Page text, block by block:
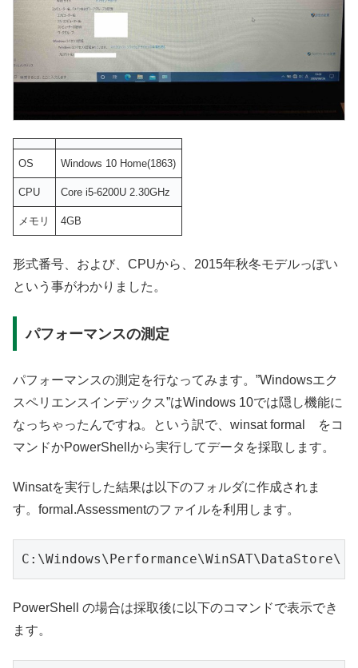
OS Windows 10 Home(1863)
CPU Core i5-6200U 2.30GHz
メモリ 4GB
形式番号、および、CPUから、2015年秋冬モデルっぽい
という事がわかりました。
パフォーマンスの測定
パフォーマンスの測定を行なってみます。”Windowsエク
スペリエンスインデックス”はWindows 10では隠し機能に
なっちゃったんですね。という訳で、winsat formal をコ
マンドかPowerShellから実行してデータを採取します。
Winsatを実行した結果は以下のフォルダに作成されま
す。formal.Assessmentのファイルを利用します。
C:\Windows\Performance\WinSAT\DataStore\（
PowerShell の場合は採取後に以下のコマンドで表示でき
ます。